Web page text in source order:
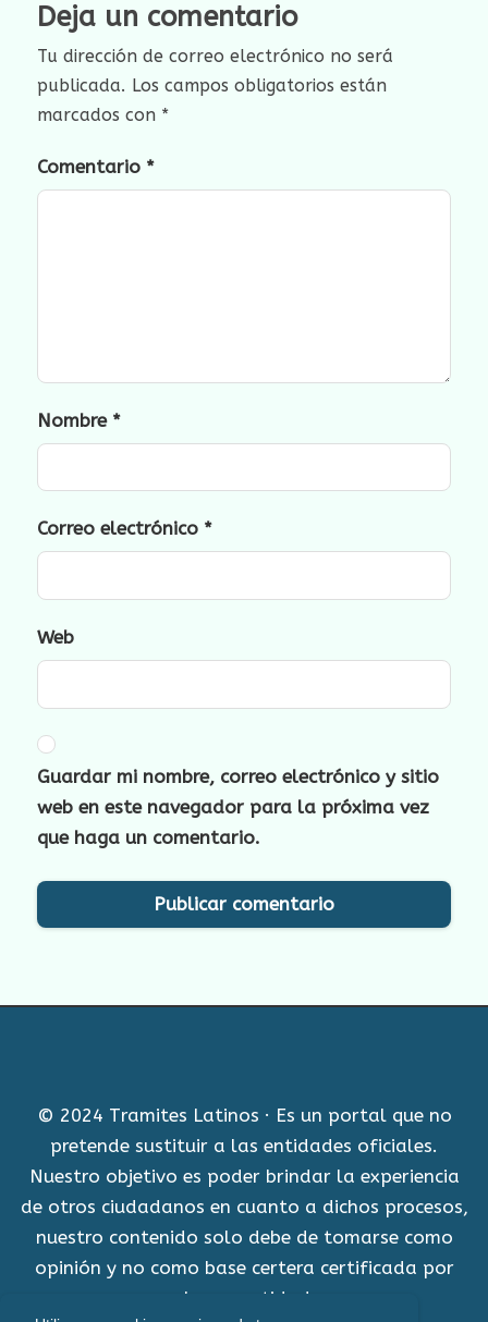
Deja un comentario
Tu dirección de correo electrónico no será
publicada. Los campos obligatorios están
marcados con *
Comentario *
Nombre *
Correo electrónico *
Web
Guardar mi nombre, correo electrónico y sitio
web en este navegador para la próxima vez
que haga un comentario.
© 2024 Tramites Latinos · Es un portal que no
pretende sustituir a las entidades oficiales.
Nuestro objetivo es poder brindar la experiencia
de otros ciudadanos en cuanto a dichos procesos,
nuestro contenido solo debe de tomarse como
opinión y no como base certera certificada por
alguna entidad.